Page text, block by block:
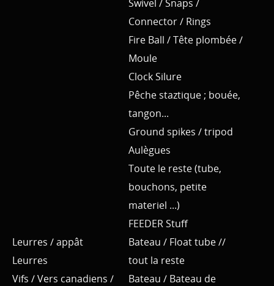
Swivel / Snaps /
Connector / Rings
Fire Ball / Tête plombée /
Moule
Clock Silure
Pêche staztique ; bouée,
tangon...
Ground spikes / tripod
Aulègues
Toute le reste (tube,
bouchons, petite
materiel ...)
FEEDER Stuff
Leurres / appât
Leurres
Vifs / Vers canadiens /
Bateau / Float tube //
tout la reste
Bateau / Bateau de